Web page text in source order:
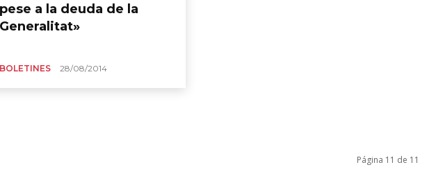
pese a la deuda de la
Generalitat»
BOLETINES 28/08/2014
Página 11 de 11